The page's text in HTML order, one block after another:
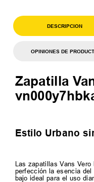
DESCRIPCION
OPINIONES DE
Zapatilla
Estilo Urbano
Las zapatillas Vans
perfección la esencia
bajo ideal para el uso